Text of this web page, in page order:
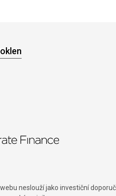
neslouží jako investiční